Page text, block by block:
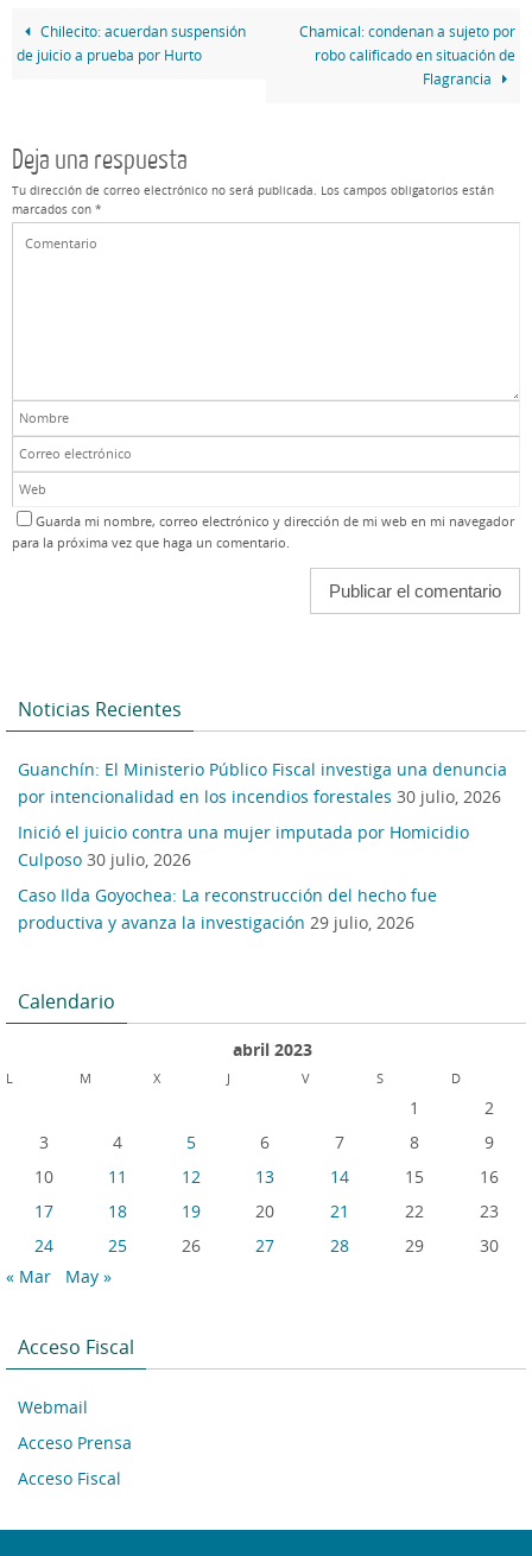
Chilecito: acuerdan suspensión
de juicio a prueba por Hurto
Chamical: condenan a sujeto por
robo calificado en situación de
Flagrancia
Deja una respuesta
Tu dirección de correo electrónico no será publicada. Los campos obligatorios están
marcados con *
Guarda mi nombre, correo electrónico y dirección de mi web en mi navegador
para la próxima vez que haga un comentario.
Noticias Recientes
Guanchín: El Ministerio Público Fiscal investiga una denuncia
por intencionalidad en los incendios forestales 30 julio, 2026
Inició el juicio contra una mujer imputada por Homicidio
Culposo 30 julio, 2026
Caso Ilda Goyochea: La reconstrucción del hecho fue
productiva y avanza la investigación 29 julio, 2026
Calendario
abril 2023
L M X J V S D
1
2
3
4 5 6 7 8
9
10
11 12 13 14 15
16
17
18 19 20 21 22
23
24
25 26 27 28 29
30
« Mar
May »
Acceso Fiscal
Webmail
Acceso Prensa
Acceso Fiscal